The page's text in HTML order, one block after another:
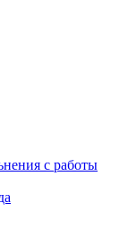
с работы